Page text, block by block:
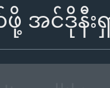
အင်ဒိုနီး